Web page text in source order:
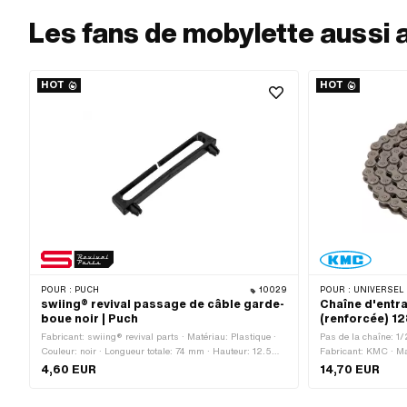
Les fans de mobylette aussi
HOT
POUR : PUCH 10029
swiing® revival passage de câble garde-
boue noir | Puch
Fabricant: swiing® revival parts · Matériau: Plastique ·
Couleur: noir · Longueur totale: 74 mm · Hauteur: 12.5
mm · Type de fixation: Connecteur · Nombre de points de
4,60 EUR
HOT
POUR : UNIVERSEL · PUCH · SACHS · PONY / CILO
Chaîne
(renforcée)
Pas de la chaîne: 1/
Fabricant: KMC ·
Nombre de
14,70 EUR